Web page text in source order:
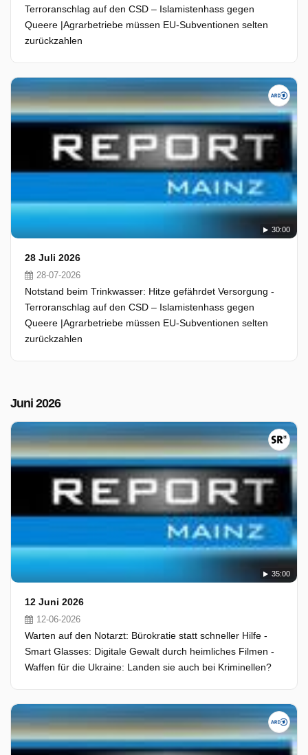
Terroranschlag auf den CSD – Islamistenhass gegen
Queere |Agrarbetriebe müssen EU-Subventionen selten
zurückzahlen
30:00
28 Juli 2026
28-07-2026
Notstand beim Trinkwasser: Hitze gefährdet Versorgung -
Terroranschlag auf den CSD – Islamistenhass gegen
Queere |Agrarbetriebe müssen EU-Subventionen selten
zurückzahlen
Juni 2026
35:00
12 Juni 2026
12-06-2026
Warten auf den Notarzt: Bürokratie statt schneller Hilfe -
Smart Glasses: Digitale Gewalt durch heimliches Filmen -
Waffen für die Ukraine: Landen sie auch bei Kriminellen?